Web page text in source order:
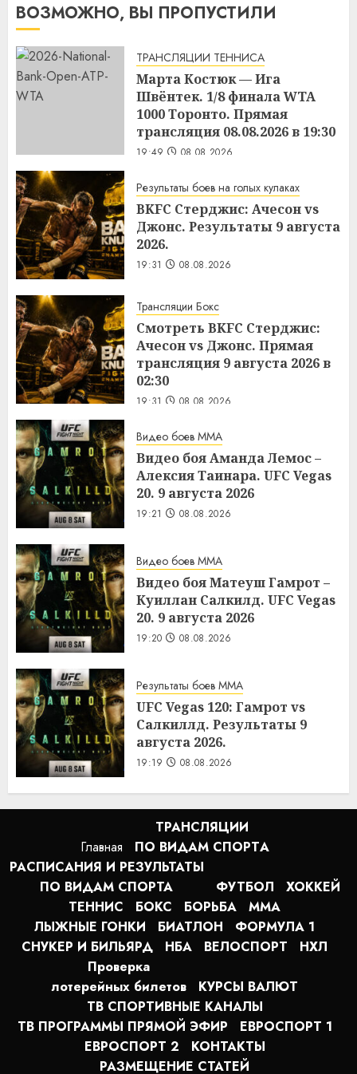
ВОЗМОЖНО, ВЫ ПРОПУСТИЛИ
ТРАНСЛЯЦИИ ТЕННИСА
Марта Костюк — Ига
Швёнтек. 1/8 финала WTA
1000 Торонто. Прямая
трансляция 08.08.2026 в 19:30
19:49 08.08.2026
Результаты боев на голых кулаках
BKFC Стерджис: Ачесон vs
Джонс. Результаты 9 августа
2026.
19:31 08.08.2026
Трансляции Бокс
Смотреть BKFC Стерджис:
Ачесон vs Джонс. Прямая
трансляция 9 августа 2026 в
02:30
19:31 08.08.2026
Видео боев MMA
Видео боя Аманда Лемос –
Алексия Таинара. UFC Vegas
20. 9 августа 2026
19:21 08.08.2026
Видео боев MMA
Видео боя Матеуш Гамрот –
Куиллан Салкилд. UFC Vegas
20. 9 августа 2026
19:20 08.08.2026
Результаты боев MMA
UFC Vegas 120: Гамрот vs
Салкиллд. Результаты 9
августа 2026.
19:19 08.08.2026
Главная
ТРАНСЛЯЦИИ
ПО ВИДАМ СПОРТA
РАСПИСАНИЯ И РЕЗУЛЬТАТЫ
ПО ВИДАМ СПОРТА
ФУТБОЛ
ХОККЕЙ
ТЕННИС
БОКС БОРЬБА
MMA
ЛЫЖНЫЕ ГОНКИ
БИАТЛОН
ФОРМУЛА 1
СНУКЕР И БИЛЬЯРД
НБА ВЕЛОСПОРТ
НХЛ
Проверка
лотерейных билетов
КУРСЫ ВАЛЮТ
ТВ СПОРТИВНЫЕ КАНАЛЫ
ТВ ПРОГРАММЫ ПРЯМОЙ ЭФИР
ЕВРОСПОРТ 1
ЕВРОСПОРТ 2
КОНТАКТЫ
РАЗМЕЩЕНИЕ СТАТЕЙ